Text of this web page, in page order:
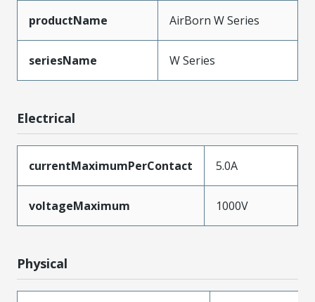
productName AirBorn W Series
seriesName W Series
Electrical
currentMaximumPerContact 5.0A
voltageMaximum 1000V
Physical